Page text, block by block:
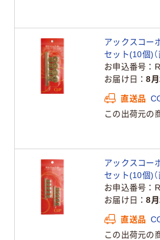
アックスコー
セット(10個)（
お申込番号
お届け日
8月
直送品
この出荷元の
アックスコー
セット(10個)（
お申込番号
お届け日
8月
直送品
この出荷元の